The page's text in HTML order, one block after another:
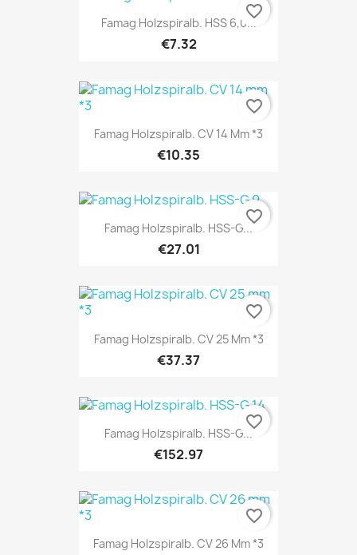
Famag Holzspiralb. HSS 6,0...
€7.32
favorite_border
Famag Holzspiralb. CV 14 Mm *3
€10.35
favorite_border
Famag Holzspiralb. HSS-G...
€27.01
favorite_border
Famag Holzspiralb. CV 25 Mm *3
€37.37
favorite_border
Famag Holzspiralb. HSS-G...
€152.97
favorite_border
Famag Holzspiralb. CV 26 Mm *3
favorite_border